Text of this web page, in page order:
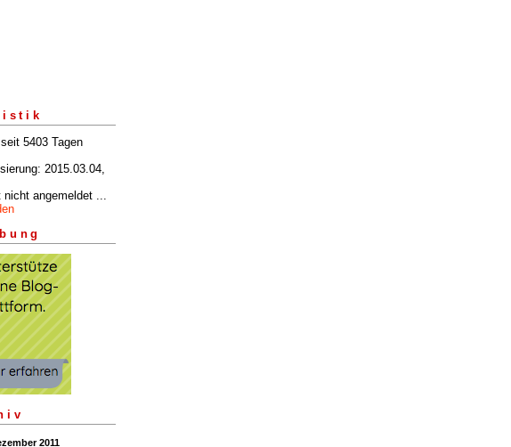
5403 Tagen
2015.03.04,
nicht angemeldet ...
2011